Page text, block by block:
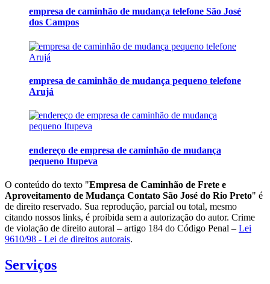
empresa de caminhão de mudança telefone São José
dos Campos
empresa de caminhão de mudança pequeno telefone
Arujá
endereço de empresa de caminhão de mudança
pequeno Itupeva
O conteúdo do texto "Empresa de Caminhão de Frete e
Aproveitamento de Mudança Contato São José do Rio Preto" é
de direito reservado. Sua reprodução, parcial ou total, mesmo
citando nossos links, é proibida sem a autorização do autor. Crime
de violação de direito autoral – artigo 184 do Código Penal – Lei
9610/98 - Lei de direitos autorais.
Serviços